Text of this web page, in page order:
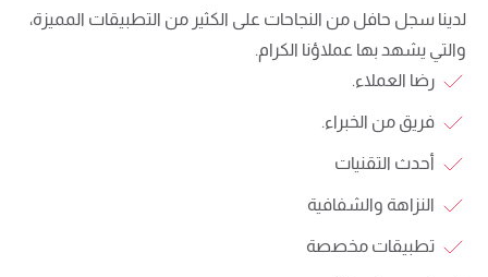
لدينا سجل حافل من النجاحات على الكثير من التطبيقات المميزة،
والتي يشهد بها عملاؤنا الكرام.
رضا العملاء.
فريق من الخبراء.
أحدث التقنيات
النزاهة والشفافية
تطبيقات مخصصة